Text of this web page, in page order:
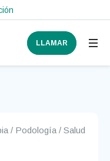
LLAMAR
/ Podología /Salud